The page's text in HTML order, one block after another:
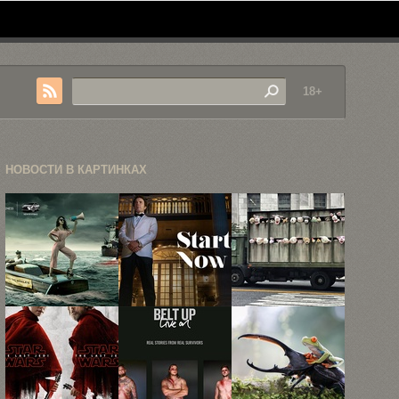
18+
НОВОСТИ В КАРТИНКАХ
60 самых
запоминающихся
рекламных
принтов ...
высококачественных
промо-артов
к третьему ...
Граффити —
это
преступление?
Все ...